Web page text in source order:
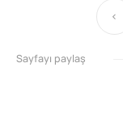
‹
Sayfayı paylaş